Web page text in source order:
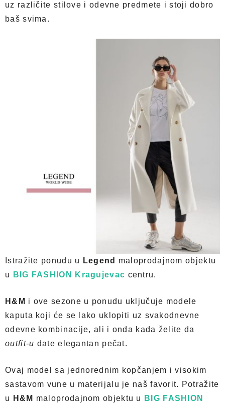
uz različite stilove i odevne predmete i stoji dobro
baš svima.
Istražite ponudu u Legend maloprodajnom objektu
u
BIG FASHION Kragujevac centru.
H&M i ove sezone u ponudu uključuje modele
kaputa koji će se lako uklopiti uz svakodnevne
odevne kombinacije, ali i onda kada želite da
outfit-u date elegantan pečat.
Ovaj model sa jednorednim kopčanjem i visokim
sastavom vune u materijalu je naš favorit. Potražite
u
H&M maloprodajnom objektu u
BIG FASHION